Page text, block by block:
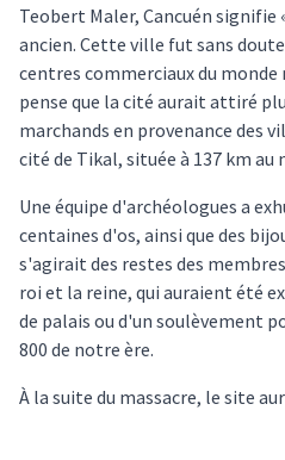
Teobert Maler, Cancuén signifie
ancien. Cette ville fut sans
centres commerciaux du monde
pense que la cité aurait attiré
marchands en provenance des
cité de Tikal, située à 137 km au
Une équipe d'archéologues a
centaines d'os, ainsi que des
s'agirait des restes des
roi et la reine, qui auraient été
de palais ou d'un soulèvement
800 de notre ère.
À la suite du massacre, le site